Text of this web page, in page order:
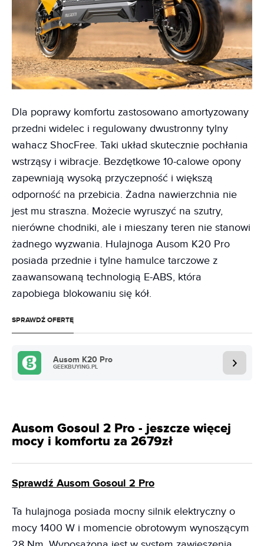
Dla poprawy komfortu zastosowano amortyzowany
przedni widelec i regulowany dwustronny tylny
wahacz ShocFree. Taki układ skutecznie pochłania
wstrząsy i wibracje. Bezdętkowe 10-calowe opony
zapewniają wysoką przyczepność i większą
odporność na przebicia. Żadna nawierzchnia nie
jest mu straszna. Możecie wyruszyć na szutry,
nierówne chodniki, ale i mieszany teren nie stanowi
żadnego wyzwania. Hulajnoga Ausom K20 Pro
posiada przednie i tylne hamulce tarczowe z
zaawansowaną technologią E-ABS, która
zapobiega blokowaniu się kół.
SPRAWDŹ OFERTĘ
Ausom K20 Pro
GEEKBUYING.PL
Ausom Gosoul 2 Pro - jeszcze więcej
mocy i komfortu za 2679zł
Sprawdź Ausom Gosoul 2 Pro
Ta hulajnoga posiada mocny silnik elektryczny o
mocy 1400 W i momencie obrotowym wynoszącym